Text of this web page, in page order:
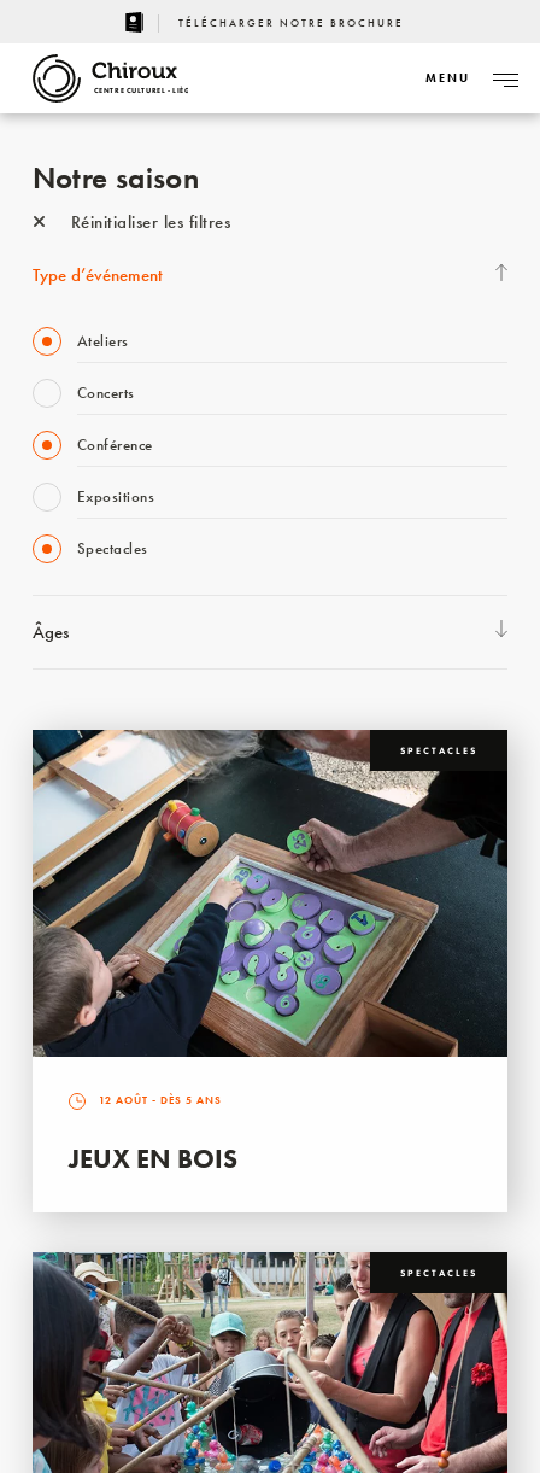
TÉLÉCHARGER NOTRE BROCHURE
CENTRE CULTUREL - LIÈGE
MENU
Notre saison
Réinitialiser les filtres
Type d’événement
Ateliers
Concerts
Conférence
Expositions
Spectacles
Âges
SPECTACLES
12 AOÛT - DÈS 5 ANS
JEUX EN BOIS
SPECTACLES